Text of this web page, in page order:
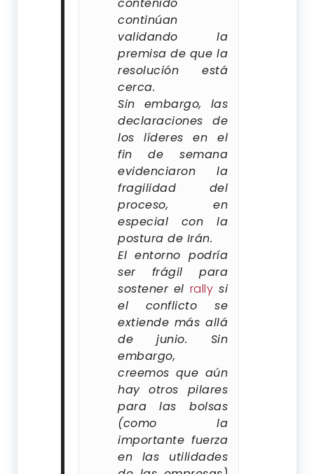
contenido
continúan
validando la
premisa de que la
resolución está
cerca.
Sin embargo, las
declaraciones de
los líderes en el
fin de semana
evidenciaron la
fragilidad del
proceso, en
especial con la
postura de Irán.
El entorno podría
ser frágil para
sostener el rally si
el conflicto se
extiende más allá
de junio. Sin
embargo,
creemos que aún
hay otros pilares
para las bolsas
(como la
importante fuerza
en las utilidades